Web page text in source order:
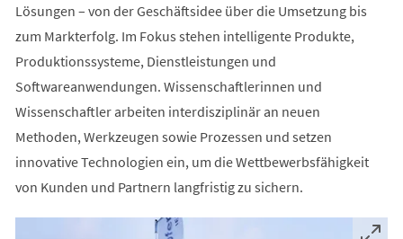
Lösungen – von der Geschäftsidee über die Umsetzung bis
zum Markterfolg. Im Fokus stehen intelligente Produkte,
Produktionssysteme, Dienstleistungen und
Softwareanwendungen. Wissenschaftlerinnen und
Wissenschaftler arbeiten interdisziplinär an neuen
Methoden, Werkzeugen sowie Prozessen und setzen
innovative Technologien ein, um die Wettbewerbsfähigkeit
von Kunden und Partnern langfristig zu sichern.